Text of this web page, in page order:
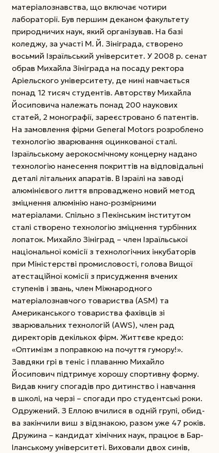
матеріалознавства, що включає чотири
лабораторії. Був першим деканом факультету
природничих наук, який організував. На базі
коледжу, за участі М. Й. Зініграда, створено
восьмий Ізраїльський університет. У 2008 р. сенат
обрав Михайла Зініграда на посаду ректора
Аріель­ского університету, де нині навчається
понад 12 тисяч студентів. Авторству Михайла
Йосиповича належать понад 200 наукових
статей, 2 монографії, зареєстровано 6 патентів.
На замовлення фірми General Motors розроблено
технологію зварювання оцинкованої сталі.
Ізраїльському аерокосмічному концерну надано
технологію нанесення покриттів на відповідальні
деталі літальних апаратів. В Ізраїлі на заводі
алюмінієвого лиття впроваджено новий метод
зміцнення алюмінію нано-розмірними
матеріалами. Спільно з Пекінським інститутом
сталі створено технологію зміцнення турбінних
лопаток. Михайло Зініград – член Ізраїльської
національної комісії з технологічних інкубаторів
при Міністерстві промисловості, голова Вищої
атестаційної комісії з присудження вчених
ступенів і звань, член Міжнародного
матеріалознавчого товариства (ASM) та
Американського товариства фахівців зі
зварювальних технологій (AWS), член рад
директорів декількох фірм. Життєве кредо:
«Оптимізм з поправкою на почуття гумору!».
Завдяки грі в теніс і плаванню Михайло
Йосипович підтримує хорошу спортивну форму.
Видав книгу спогадів про дитинство і навчання
в школі, на черзі – спогади про студентські роки.
Одружений. З Еллою вчилися в одній групі, обид­
ва закінчили виш з відзнакою, разом уже 47 років.
Дружина – кандидат хімічних наук, працює в Бар-
Іланському університеті. Виховали двох синів,